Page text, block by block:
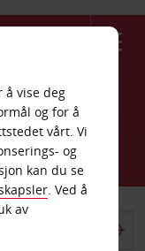
å vise deg
og for å
vårt. Vi
og
kan du se
. Ved å
av